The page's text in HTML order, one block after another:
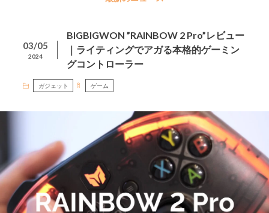
03/05
2024
BIGBIGWON ”RAINBOW 2 Pro”レビュー
｜ライティングでアガる本格的ゲーミン
グコントローラー
ガジェット ゲーム